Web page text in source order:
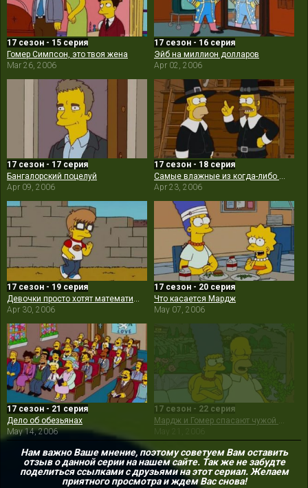
17 сезон - 15 серия
Гомер Симпсон, это твоя жена
Mar 26, 2006
17 сезон - 16 серия
Эйб на миллион долларов
Apr 02, 2006
17 сезон - 17 серия
Бангалорский поцелуй
Apr 09, 2006
17 сезон - 18 серия
Самые влажные из когда-либо рассказанных историй
Apr 23, 2006
17 сезон - 19 серия
Девочки просто хотят математики
Apr 30, 2006
17 сезон - 20 серия
Что касается Мардж
May 07, 2006
17 сезон - 21 серия
Дело об обезьянах
May 14, 2006
17 сезон - 22 серия
Мардж и Гомер спасают чужой брак
May 21, 2006
Нам важно Ваше мнение, поэтому советуем Вам оставить
отзыв о данной серии на нашем сайте. Так же не забудте
поделиться ссылками с друзьями на этот сериал. Желаем
приятного просмотра и ждем Вас снова!